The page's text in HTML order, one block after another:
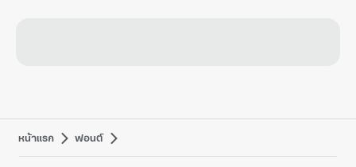
หน้าแรก ฟอนต์